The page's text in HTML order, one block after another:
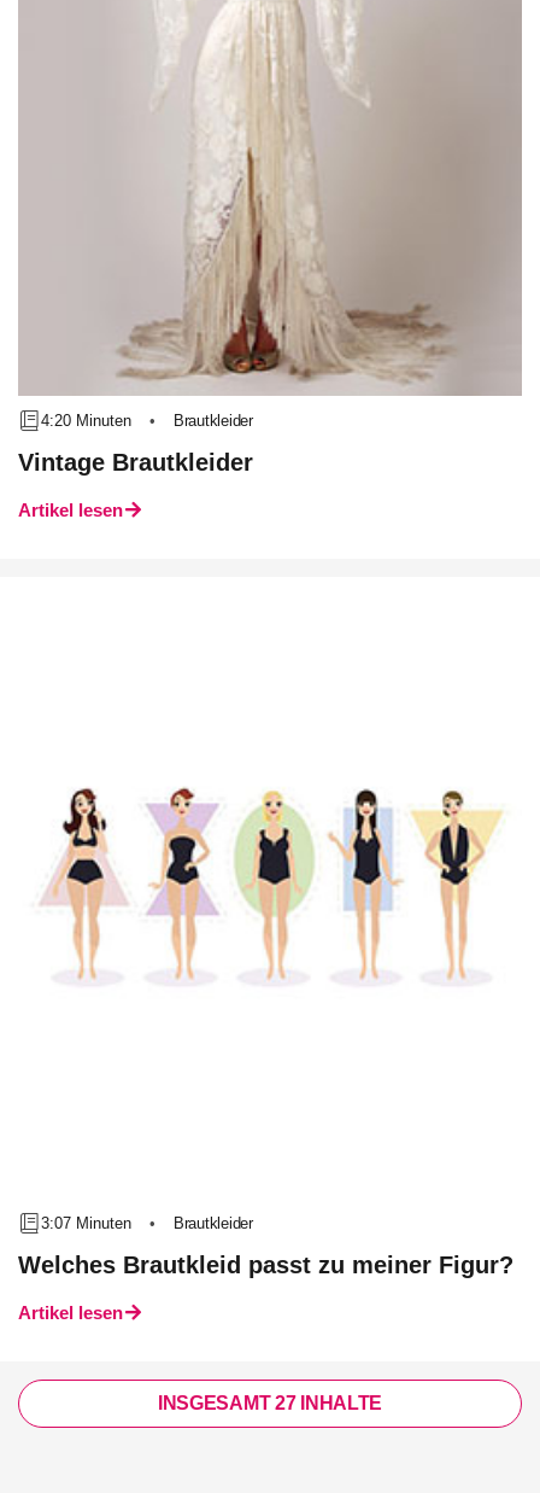
4:20 Minuten • Brautkleider
Vintage Brautkleider
Artikel lesen
3:07 Minuten • Brautkleider
Welches Brautkleid passt zu meiner Figur?
Artikel lesen
INSGESAMT 27 INHALTE